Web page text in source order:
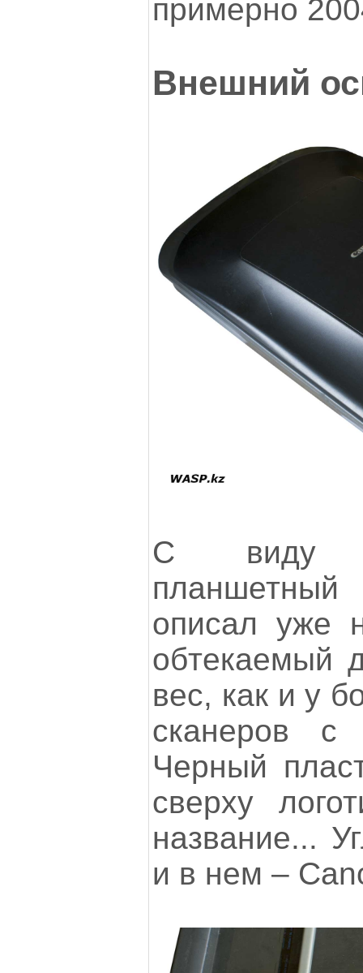
примерно
Внешний
С виду
описал уже
обтекаемый
вес, как и у
сканеров с
Черный
сверху
название...
и в нем –